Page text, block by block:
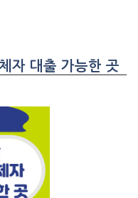
자 대출 가능한 곳